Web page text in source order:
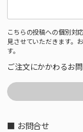
こちらの投稿への個別対
見させていただきます。
す。
ご注文にかかわるお
■ お問合せ